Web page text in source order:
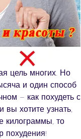
цель многих. Но
и один способ
– как похудеть с
хотите узнать,
килограммы, то
похудения!